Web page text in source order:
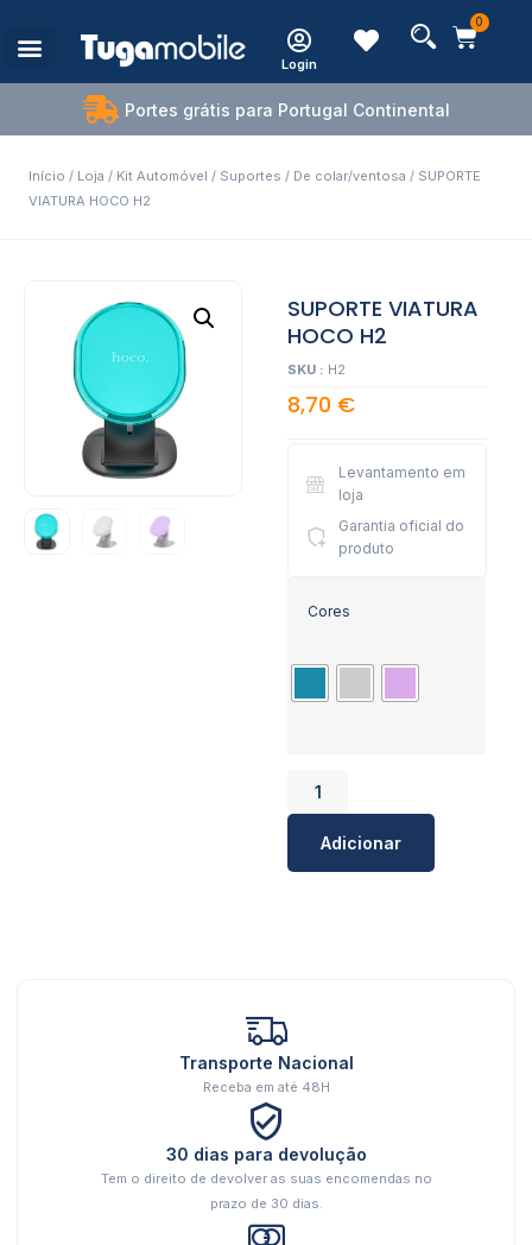
Login
0
Portes grátis para Portugal Continental
Início / Loja / Kit Automóvel / Suportes / De colar/ventosa / SUPORTE
VIATURA HOCO H2
SUPORTE VIATURA
HOCO H2
SKU : H2
8,70 €
Levantamento em
loja
Garantia oficial do
produto
Cores
Adicionar
Transporte Nacional
Receba em até 48H
30 dias para devolução
Tem o direito de devolver as suas encomendas no
prazo de 30 dias.